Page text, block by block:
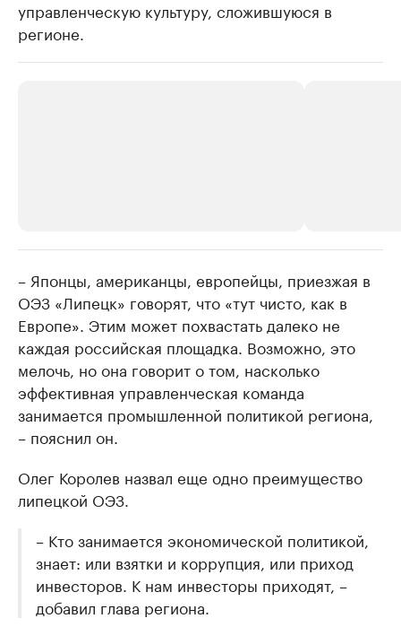
управленческую культуру, сложившуюся в
регионе.
Делитесь новостями бизнеса на РБК
Управляйте страницей компании и развивайте личные
бренды спикеров бизнеса
Посмотрите
– Японцы, американцы, европейцы, приезжая в
ОЭЗ «Липецк» говорят, что «тут чисто, как в
Европе». Этим может похвастать далеко не
каждая российская площадка. Возможно, это
мелочь, но она говорит о том, насколько
эффективная управленческая команда
занимается промышленной политикой региона,
– пояснил он.
Олег Королев назвал еще одно преимущество
липецкой ОЭЗ.
– Кто занимается экономической политикой,
знает: или взятки и коррупция, или приход
инвесторов. К нам инвесторы приходят, –
добавил глава региона.